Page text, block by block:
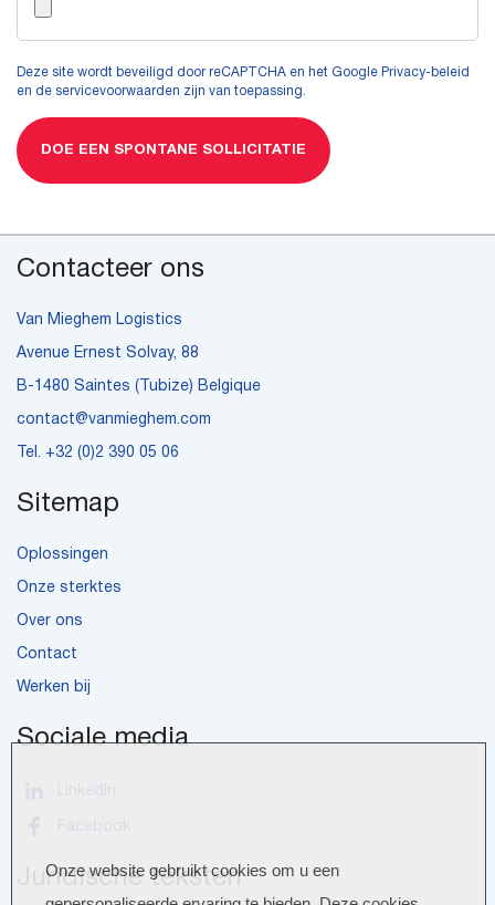
Deze site wordt beveiligd door reCAPTCHA en het Google Privacy-beleid
en de servicevoorwaarden zijn van toepassing.
DOE EEN SPONTANE SOLLICITATIE
Contacteer ons
Van Mieghem Logistics
Avenue Ernest Solvay, 88
B-1480 Saintes (Tubize) Belgique
contact@vanmieghem.com
Tel. +32 (0)2 390 05 06
Sitemap
Oplossingen
Onze sterktes
Over ons
Contact
Werken bij
Sociale media
Juridische teksten
Onze website gebruikt cookies om u een